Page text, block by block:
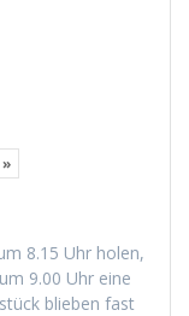
»
8.15 Uhr holen,
9.00 Uhr eine
blieben fast